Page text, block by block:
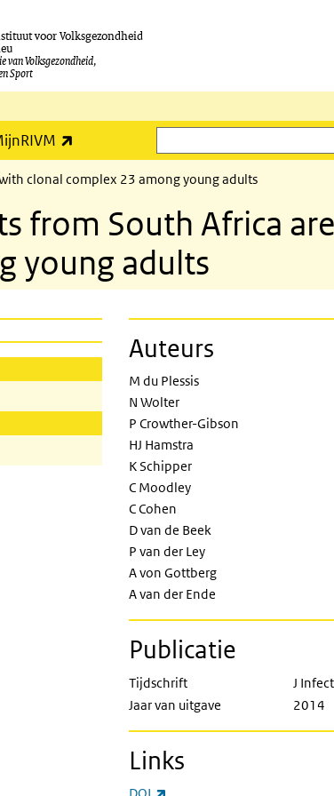
voor Volksgezondheid
van Volksgezondheid,
Sport
Zoeken
clonal complex 23 among young adults
from South Africa are
young adults
Auteurs
M du Plessis
N Wolter
P Crowther-Gibson
HJ Hamstra
K Schipper
C Moodley
C Cohen
D van de Beek
P van der Ley
A von Gottberg
A van der Ende
Publicatie
Tijdschrift
J
Jaar van uitgave
2014
Links